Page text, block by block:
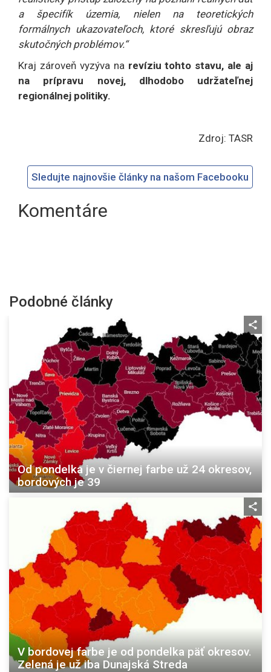
a špecifík územia, nielen na teoretických
formálnych ukazovateľoch, ktoré skresľujú obraz
skutočných problémov.“
Kraj zároveň vyzýva na revíziu tohto stavu, ale aj
na prípravu novej, dlhodobo udržateľnej
regionálnej politiky.
Zdroj: TASR
Sledujte najnovšie články na našom Facebooku
Komentáre
Podobné články
Od pondelka je v čiernej farbe už 24 okresov,
bordových je 39
V bordovej farbe je od pondelka päť okresov.
Zelená je už iba Dunajská Streda